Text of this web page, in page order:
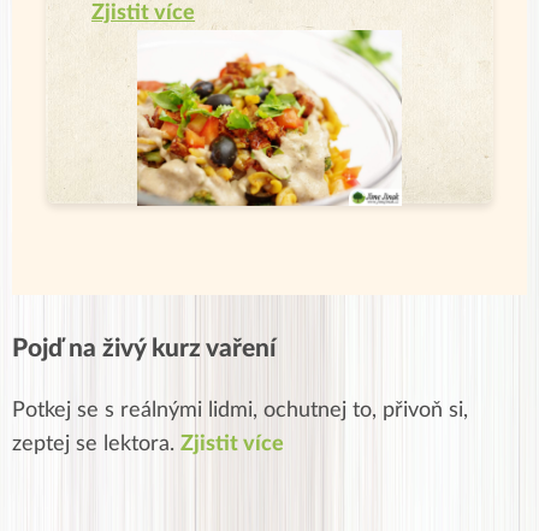
Zjistit více
Pojď na živý kurz vaření
Potkej se s reálnými lidmi, ochutnej to, přivoň si,
zeptej se lektora. Zjistit více